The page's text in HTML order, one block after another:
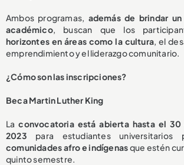
Ambos programas, además de brindar
académico, buscan que los
horizontes en áreas como la cultura, el
emprendimiento y el liderazgo comunitario.
¿Cómo son las inscripciones?
Beca Martin Luther King
Laconvocatoria está abierta hasta el
2023 para estudiantes universitarios
comunidades afro e indígenasque estén
quinto semestre.